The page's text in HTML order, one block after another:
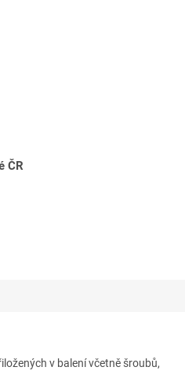
ČR
v balení včetně šroubů,